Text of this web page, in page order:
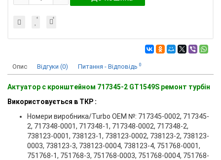
Опис Відгуки (0) Питання - Відповідь 0
Актуатор с кронштейном 717345-2 GT1549S ремонт турбін
Використовується в ТКР :
Номери виробника/Turbo OEM №: 717345-0002, 717345-
2, 717348-0001, 717348-1, 717348-0002, 717348-2,
738123-0001, 738123-1, 738123-0002, 738123-2, 738123-
0003, 738123-3, 738123-0004, 738123-4, 751768-0001,
751768-1, 751768-3, 751768-0003, 751768-0004, 751768-